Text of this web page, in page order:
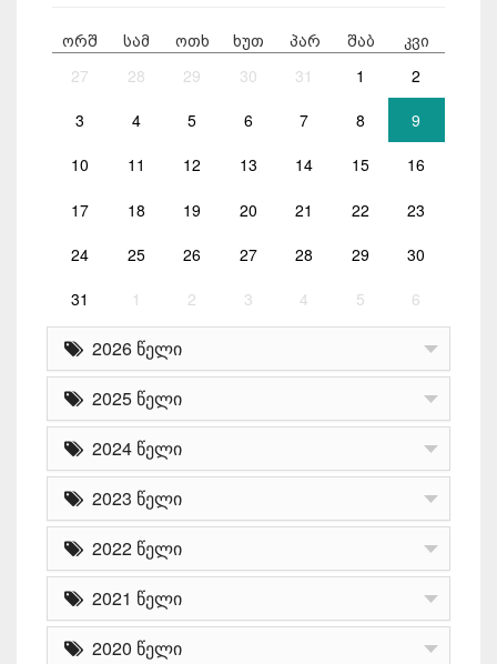
ორშ სამ ოთხ ხუთ პარ შაბ კვი
27 28 29 30 31 1 2
3 4 5 6 7 8 9
10 11 12 13 14 15 16
17 18 19 20 21 22 23
24 25 26 27 28 29 30
31 1 2 3 4 5 6
2026 წელი
2025 წელი
2024 წელი
2023 წელი
2022 წელი
2021 წელი
2020 წელი